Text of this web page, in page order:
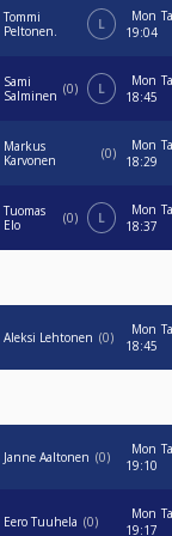
Tommi
Peltonen.
L
Mon
19:04
Sami
Salminen
0 L
Mon
18:45
Markus
Karvonen
0
Mon
18:29
Tuomas
Elo
0 L
Mon
18:37
Aleksi Lehtonen 0
Mon
18:45
Janne Aaltonen 0
Mon
19:10
Eero Tuuhela 0
Mon
19:17